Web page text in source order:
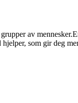
av
som gir deg